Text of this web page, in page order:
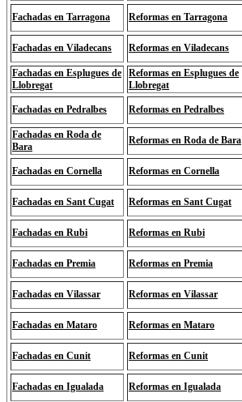
Fachadas en Tarragona Reformas en Tarragona
Fachadas en Viladecans Reformas en Viladecans
Fachadas en Esplugues de
Llobregat
Reformas en Esplugues de
Llobregat
Fachadas en Pedralbes Reformas en Pedralbes
Fachadas en Roda de
Bara
Reformas en Roda de Bara
Fachadas en Cornella Reformas en Cornella
Fachadas en Sant Cugat Reformas en Sant Cugat
Fachadas en Rubi Reformas en Rubi
Fachadas en Premia Reformas en Premia
Fachadas en Vilassar Reformas en Vilassar
Fachadas en Mataro Reformas en Mataro
Fachadas en Cunit Reformas en Cunit
Fachadas en Igualada Reformas en Igualada